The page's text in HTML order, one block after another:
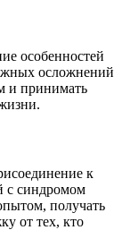
особенностей
осложнений
и принимать
к
с синдромом
получать
от тех, кто